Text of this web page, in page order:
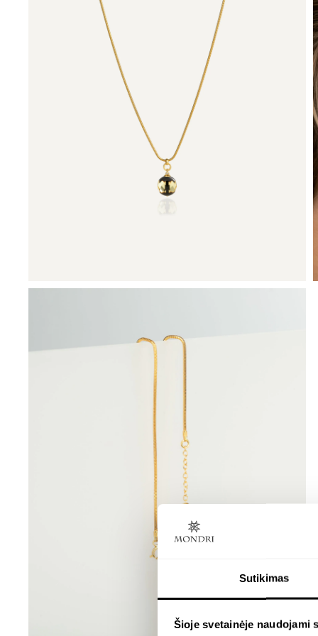
Sutikimas
Šioje svetainėje naudojami